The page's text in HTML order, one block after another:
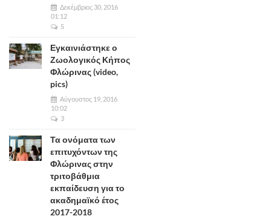
Δεκέμβριος 30, 2016
01:12
5
Εγκαινιάστηκε ο
Ζωολογικός Κήπος
Φλώρινας (video,
pics)
Αύγουστος 19, 2016
10:02
3
Τα ονόματα των
επιτυχόντων της
Φλώρινας στην
τριτοβάθμια
εκπαίδευση για το
ακαδημαϊκό έτος
2017-2018